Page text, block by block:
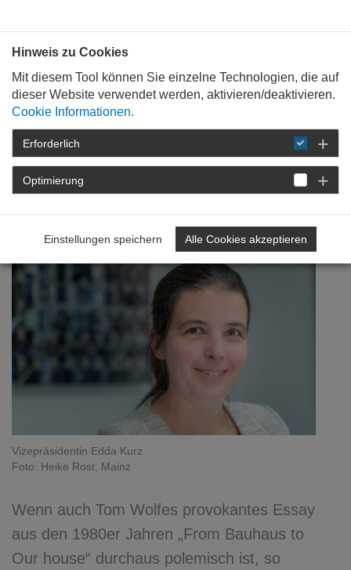
STARTSEITE DETAIL
From Bauhaus to Our house
Vizepräsidentin Edda Kurz
Foto: Heike Rost, Mainz
Wenn auch Tom Wolfes provokantes Essay
aus den 1980er Jahren „From Bauhaus to
Our house“ durchaus polemisch ist, so
Hinweis zu Cookies
Mit diesem Tool können Sie einzelne Technologien, die auf
dieser Website verwendet werden, aktivieren/deaktivieren.
Cookie Informationen.
Erforderlich
Optimierung
Einstellungen speichern Alle Cookies akzeptieren